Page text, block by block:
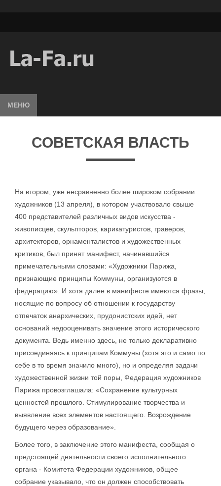
МЕНЮ
СОВЕТСКАЯ ВЛАСТЬ
На втором, уже несравненно более широком собрании
художников (13 апреля), в котором участвовало свыше
400 представителей различных видов искусства -
живописцев, скульпторов, карикатуристов, граверов,
архитекторов, орнаменталистов и художественных
критиков, был принят манифест, начинавшийся
примечательными словами: «Художники Парижа,
признающие принципы Коммуны, организуются в
федерацию». И хотя далее в манифесте имеются фразы,
носящие по вопросу об отношении к государству
отпечаток анархических, прудонистских идей, нет
оснований недооценивать значение этого исторического
документа. Ведь именно здесь, не только декларативно
присоединяясь к принципам Коммуны (хотя это и само по
себе в то время значило много), но и определяя задачи
художественной жизни той поры, Федерация художников
Парижа провозглашала: «Сохранение культурных
ценностей прошлого. Стимулирование творчества и
выявление всех элементов настоящего. Возрождение
будущего через образование».
Более того, в заключение этого манифеста, сообщая о
предстоящей деятельности своего исполнительного
органа - Комитета Федерации художников, общее
собрание указывало, что он должен способствовать